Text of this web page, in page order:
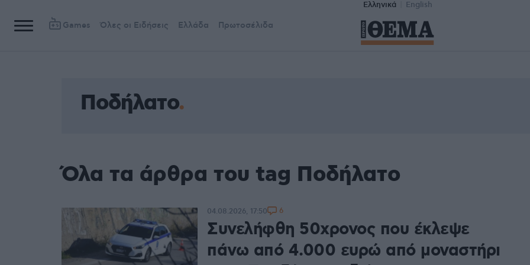
Ελληνικά English
Games Όλες οι Ειδήσεις Ελλάδα Πρωτοσέλιδα
Ποδήλατο
Όλα τα άρθρα του tag Ποδήλατο
Συνελήφθη 50χρονος που έκλεψε
πάνω από 4.000 ευρώ από μοναστήρι
04.08.2026, 17:50 6